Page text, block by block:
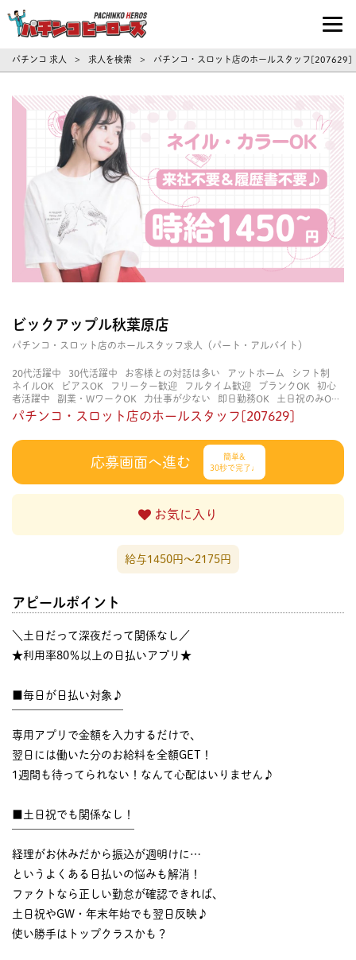
パチンコ求人・転職ならパチンコヒーロ
パチンコ 求人 > 求人を検索 > パチンコ・スロット店のホールスタッフ
ビックアップル秋葉原店
パチンコ・スロット店のホールスタッフ求人（パート・アルバイト）
20代活躍中 30代活躍中 お客様との対話は多い アットホーム
シフト制
ネイルOK
ピアスOK フリーター歓迎 フルタイム歓迎 ブランクOK
初心
者活躍中
副業・WワークOK 力仕事が少ない 即日勤務OK
土日祝のみOK
学歴不問
服装自由 未経験・初心者OK 決められた時間できっちり
経験不要
立ち仕事 経験者・有資格者歓迎 自分の都合に合わせやすい
自由
パチンコ・スロット店のホールスタッフ[207629]
応募画面へ進む
簡単&
30秒で完了♩
お気に入り
給与1450円〜2175円
アピールポイント
＼土日だって深夜だって関係なし／
★利用率80％以上の日払いアプリ★
■毎日が日払い対象♪
専用アプリで金額を入力するだけで、
翌日には働いた分のお給料を全額GET！
1週間も待ってられない！なんて心配はいりません♪
■土日祝でも関係なし！
経理がお休みだから振込が週明けに…
というよくある日払いの悩みも解消！
ファクトなら正しい勤怠が確認できれば、
土日祝やGW・年末年始でも翌日反映♪
使い勝手はトップクラスかも？